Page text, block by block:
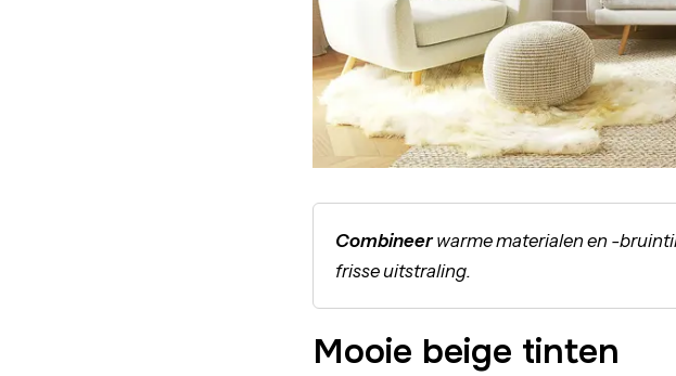
Combineerwarme materialen en -
frisse uitstraling.
Mooie beige tinten